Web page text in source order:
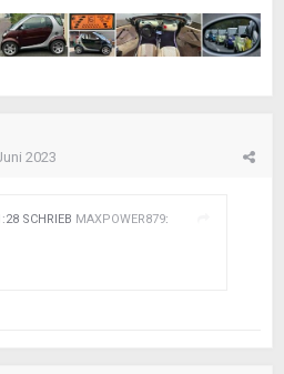
2023
SCHRIEB MAXPOWER879: